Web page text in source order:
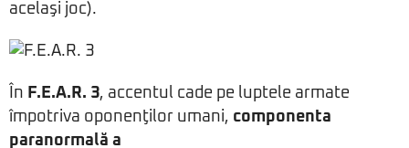
acelaşi joc).
În F.E.A.R. 3, accentul cade pe luptele armate
împotriva oponenţilor umani, componenta
paranormală a